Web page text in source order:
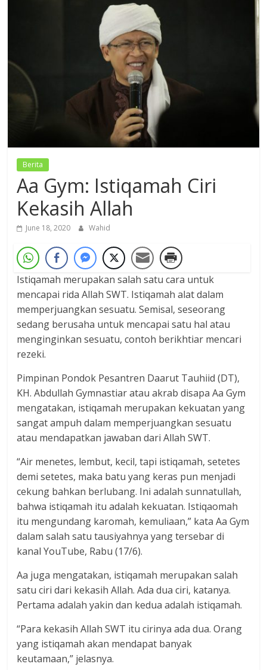
Berita
Aa Gym: Istiqamah Ciri
Kekasih Allah
June 18, 2020 Wahid
Istiqamah merupakan salah satu cara untuk
mencapai rida Allah SWT. Istiqamah alat dalam
memperjuangkan sesuatu. Semisal, seseorang
sedang berusaha untuk mencapai satu hal atau
menginginkan sesuatu, contoh berikhtiar mencari
rezeki.
Pimpinan Pondok Pesantren Daarut Tauhiid (DT),
KH. Abdullah Gymnastiar atau akrab disapa Aa Gym
mengatakan, istiqamah merupakan kekuatan yang
sangat ampuh dalam memperjuangkan sesuatu
atau mendapatkan jawaban dari Allah SWT.
“Air menetes, lembut, kecil, tapi istiqamah, setetes
demi setetes, maka batu yang keras pun menjadi
cekung bahkan berlubang. Ini adalah sunnatullah,
bahwa istiqamah itu adalah kekuatan. Istiqaomah
itu mengundang karomah, kemuliaan,” kata Aa Gym
dalam salah satu tausiyahnya yang tersebar di
kanal YouTube, Rabu (17/6).
Aa juga mengatakan, istiqamah merupakan salah
satu ciri dari kekasih Allah. Ada dua ciri, katanya.
Pertama adalah yakin dan kedua adalah istiqamah.
“Para kekasih Allah SWT itu cirinya ada dua. Orang
yang istiqamah akan mendapat banyak
keutamaan,” jelasnya.